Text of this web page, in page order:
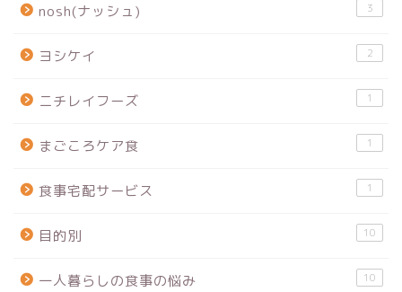
nosh(ナッシュ) 3
ヨシケイ 2
ニチレイフーズ 1
まごころケア食 1
食事宅配サービス 1
目的別 10
一人暮らしの食事の悩み 10